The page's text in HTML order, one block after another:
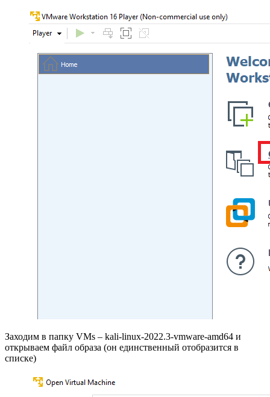
Заходим в папку VMs – kali-linux-2022.3-vmware-amd64 и
открываем файл образа (он единственный отобразится в
списке)